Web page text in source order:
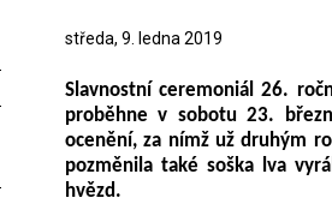
středa, 9. ledna 2019
Slavnostní ceremoniál 26.
proběhnev sobotu23.
ocenění, za nímž už druhým
pozměnila také soška lva
hvězd.